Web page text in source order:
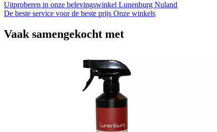
Uitproberen in onze belevingswinkel Lunenburg Nuland
De beste service voor de beste prijs Onze winkels
Vaak samengekocht met